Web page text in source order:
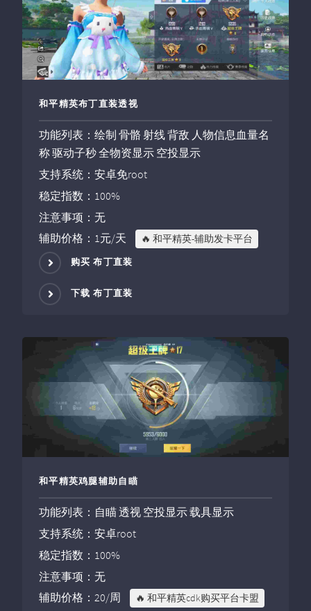
和平精英布丁直装透视
功能列表：绘制 骨骼 射线 背敌 人物信息血量名
称 驱动子秒 全物资显示 空投显示
支持系统：安卓免root
稳定指数：100%
注意事项：无
辅助价格：1元/天
🔥 和平精英-辅助发卡平台
购买 布丁直装
下载 布丁直装
和平精英鸡腿辅助自瞄
功能列表：自瞄 透视 空投显示 载具显示
支持系统：安卓root
稳定指数：100%
注意事项：无
辅助价格：20/周
🔥 和平精英cdk购买平台卡盟